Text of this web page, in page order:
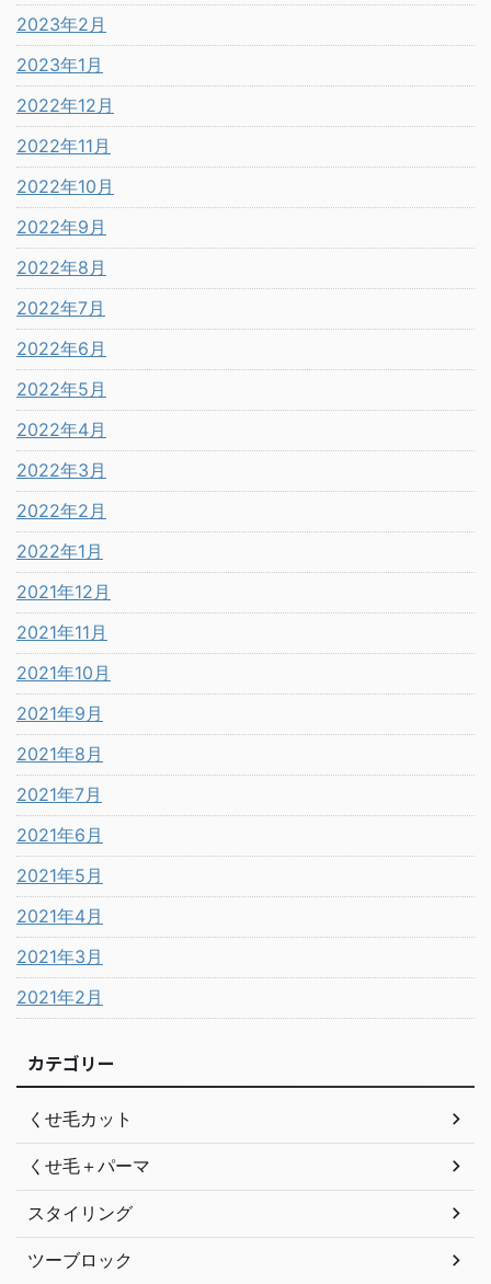
2023年2月
2023年1月
2022年12月
2022年11月
2022年10月
2022年9月
2022年8月
2022年7月
2022年6月
2022年5月
2022年4月
2022年3月
2022年2月
2022年1月
2021年12月
2021年11月
2021年10月
2021年9月
2021年8月
2021年7月
2021年6月
2021年5月
2021年4月
2021年3月
2021年2月
カテゴリー
くせ毛カット
くせ毛＋パーマ
スタイリング
ツーブロック